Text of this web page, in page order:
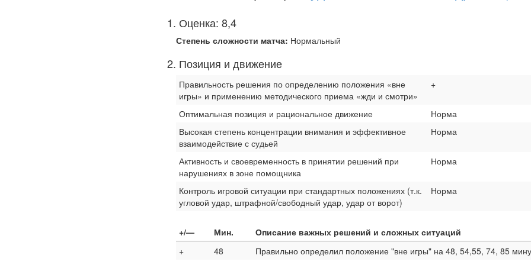
1. Оценка: 8,4
Степень сложности матча: Нормальный
2. Позиция и движение
Правильность решения по определению положения «вне
игры» и применению методического приема «жди и смотри»
+
Оптимальная позиция и рациональное движение
Норма
Высокая степень концентрации внимания и эффективное
взаимодействие с судьей
Норма
Активность и своевременность в принятии решений при
нарушениях в зоне помощника
Норма
Контроль игровой ситуации при стандартных положениях (т.к.
угловой удар, штрафной/свободный удар, удар от ворот)
Норма
+/— Мин.
Описание важных решений и сложных ситуаций
+
48 Правильно определил положение "вне игры" на 48, 54,55, 74, 85